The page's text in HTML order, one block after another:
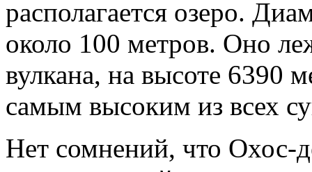
располагается озеро.
около 100 метров. Оно
вулкана, на высоте 6390
самым высоким из всех
Нет сомнений, что Охос-